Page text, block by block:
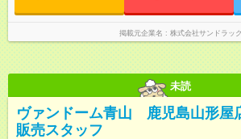
となります ※店舗により異なります ▼シフト例 早番／07:00～
17:00（休憩1.5h） 遅番／14:00～
07:00～22:45（休憩
掲載元企業名 株式会社サンドラッ
未読
ヴァンドーム青山 鹿児島山形
販売スタッフ